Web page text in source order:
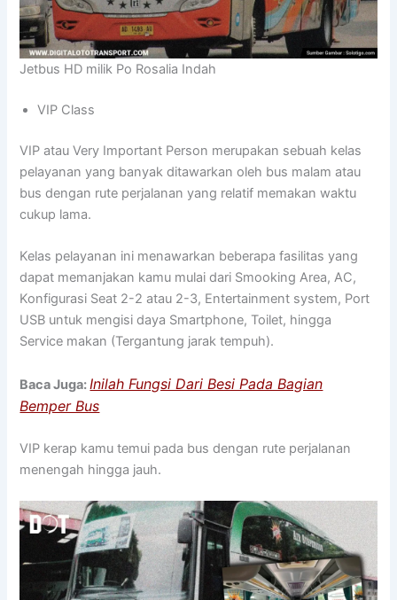
Jetbus HD milik Po Rosalia Indah
VIP Class
VIP atau Very Important Person merupakan sebuah kelas
pelayanan yang banyak ditawarkan oleh bus malam atau
bus dengan rute perjalanan yang relatif memakan waktu
cukup lama.
Kelas pelayanan ini menawarkan beberapa fasilitas yang
dapat memanjakan kamu mulai dari Smooking Area, AC,
Konfigurasi Seat 2-2 atau 2-3, Entertainment system, Port
USB untuk mengisi daya Smartphone, Toilet, hingga
Service makan (Tergantung jarak tempuh).
Baca Juga: Inilah Fungsi Dari Besi Pada Bagian
Bemper Bus
VIP kerap kamu temui pada bus dengan rute perjalanan
menengah hingga jauh.